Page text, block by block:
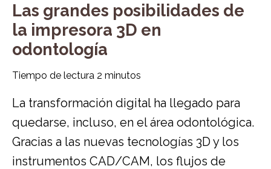
Las grandes posibilidades de
la impresora 3D en
odontología
Tiempo de lectura 2 minutos
La transformación digital ha llegado para
quedarse, incluso, en el área odontológica.
Gracias a las nuevas tecnologías 3D y los
instrumentos CAD/CAM, los flujos de